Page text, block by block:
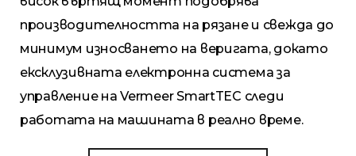
производителността на рязане и свежда до
минимум износването на веригата, докато
ексклузивната електронна система за
управление на Vermeer SmartTEC следи
работата на машината в реално време.